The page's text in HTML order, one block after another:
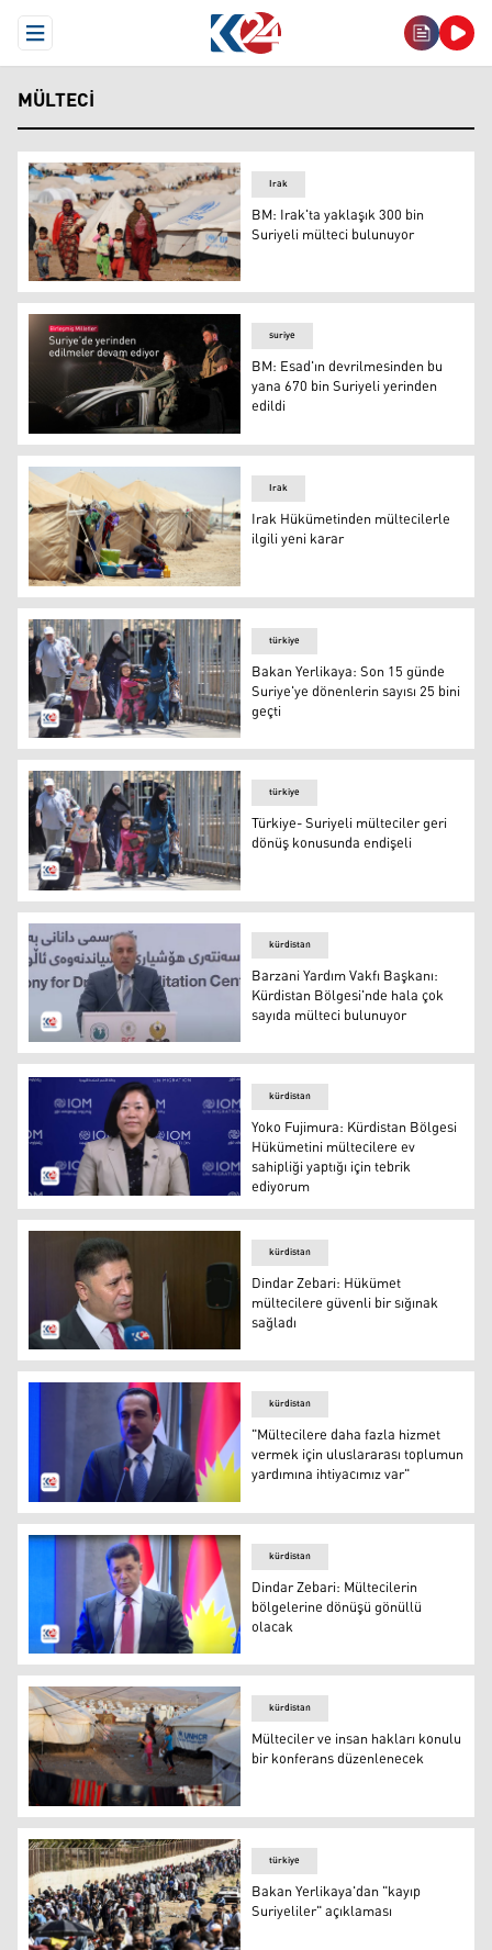
Open Menu
MÜLTECI
BM: Irak'ta yaklaşık 300 bin Suriyeli mülteci bulunuyor
Irak
BM: Irak'ta yaklaşık 300 bin
Suriyeli mülteci bulunuyor
BM: Esad'ın devrilmesinden bu yana 670 bin Suriyeli
suriye
BM: Esad'ın devrilmesinden bu
yana 670 bin Suriyeli yerinden
edildi
Irak Hükümetinden mültecilerle ilgili yeni karar
Irak
Irak Hükümetinden mültecilerle
ilgili yeni karar
Bakan Yerlikaya: Son 15 günde Suriye'ye dönenlerin
türkiye
Bakan Yerlikaya: Son 15 günde
Suriye'ye dönenlerin sayısı 25 bini
geçti
Türkiye- Suriyeli mülteciler geri dönüş konusunda
türkiye
Türkiye- Suriyeli mülteciler geri
dönüş konusunda endişeli
Barzani Yardım Vakfı Başkanı: Kürdistan Bölgesi'nde
kürdistan
Barzani Yardım Vakfı Başkanı:
Kürdistan Bölgesi'nde hala çok
sayıda mülteci bulunuyor
Uluslararası Göç Örgütü Erbil Ofisi Başkanı Yoko
kürdistan
Yoko Fujimura: Kürdistan Bölgesi
Hükümetini mültecilere ev
sahipliği yaptığı için tebrik
ediyorum
Uluslararası Raporları Yanıtlama Komisyonu Direktörü
kürdistan
Dindar Zebari: Hükümet
mültecilere güvenli bir sığınak
sağladı
Erbil Valisi Umed Xoşnaw
kürdistan
"Mültecilere daha fazla hizmet
vermek için uluslararası toplumun
yardımına ihtiyacımız var"
Uluslararası Raporları Yanıtlama Komisyonu Direktörü
kürdistan
Dindar Zebari: Mültecilerin
bölgelerine dönüşü gönüllü
olacak
Mülteciler ve insan hakları konulu bir konferans
kürdistan
Mülteciler ve insan hakları konulu
bir konferans düzenlenecek
türkiye
Bakan Yerlikaya'dan "kayıp
Suriyeliler" açıklaması